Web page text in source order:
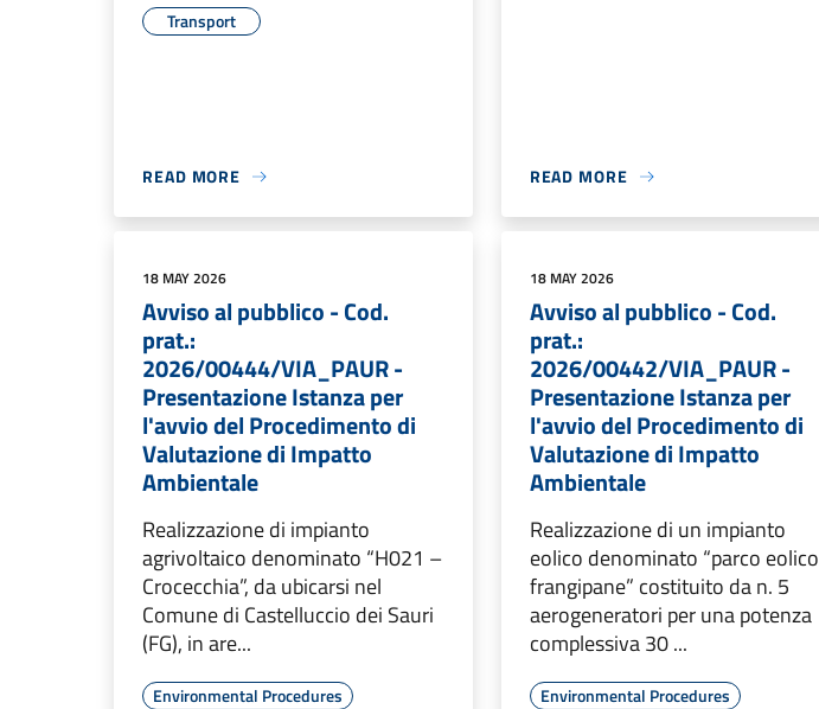
Transport
READ MORE READ MORE
18 MAY 2026
Avviso al pubblico - Cod.
prat.:
2026/00444/VIA_PAUR -
Presentazione Istanza per
l'avvio del Procedimento di
Valutazione di Impatto
Ambientale
Realizzazione di impianto
agrivoltaico denominato “H021 –
Crocecchia”, da ubicarsi nel
Comune di Castelluccio dei Sauri
(FG), in are...
Environmental Procedures
18 MAY 2026
Avviso al pubblico - Cod.
prat.:
2026/00442/VIA_PAUR -
Presentazione Istanza per
l'avvio del Procedimento di
Valutazione di Impatto
Ambientale
Realizzazione di un impianto
eolico denominato “parco eolico
frangipane” costituito da n. 5
aerogeneratori per una potenza
complessiva 30 ...
Environmental Procedures